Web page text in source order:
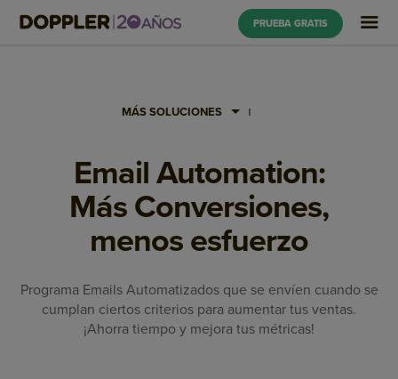
PRUEBA GRATIS
MÁS SOLUCIONES
Email Automation:
Más Conversiones,
menos esfuerzo
Programa Emails Automatizados que se envíen cuando se
cumplan ciertos criterios para aumentar tus ventas.
¡Ahorra tiempo y mejora tus métricas!